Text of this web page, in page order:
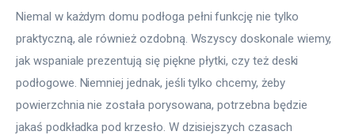
Niemal w każdym domu podłoga pełni funkcję nie tylko
praktyczną, ale również ozdobną. Wszyscy doskonale wiemy,
jak wspaniale prezentują się piękne płytki, czy też deski
podłogowe. Niemniej jednak, jeśli tylko chcemy, żeby
powierzchnia nie została porysowana, potrzebna będzie
jakaś podkładka pod krzesło. W dzisiejszych czasach